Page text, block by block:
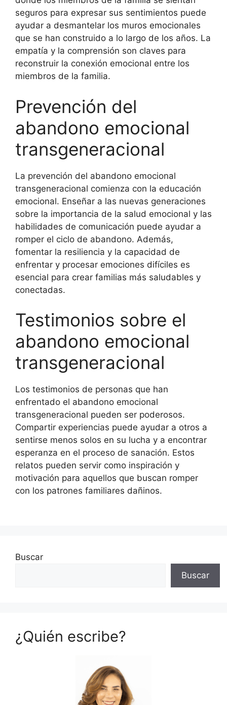
seguros para expresar sus sentimientos puede
ayudar a desmantelar los muros emocionales
que se han construido a lo largo de los años. La
empatía y la comprensión son claves para
reconstruir la conexión emocional entre los
miembros de la familia.
Prevención del
abandono emocional
transgeneracional
La prevención del abandono emocional
transgeneracional comienza con la educación
emocional. Enseñar a las nuevas generaciones
sobre la importancia de la salud emocional y las
habilidades de comunicación puede ayudar a
romper el ciclo de abandono. Además,
fomentar la resiliencia y la capacidad de
enfrentar y procesar emociones difíciles es
esencial para crear familias más saludables y
conectadas.
Testimonios sobre el
abandono emocional
transgeneracional
Los testimonios de personas que han
enfrentado el abandono emocional
transgeneracional pueden ser poderosos.
Compartir experiencias puede ayudar a otros a
sentirse menos solos en su lucha y a encontrar
esperanza en el proceso de sanación. Estos
relatos pueden servir como inspiración y
motivación para aquellos que buscan romper
con los patrones familiares dañinos.
Buscar
Buscar
¿Quién escribe?